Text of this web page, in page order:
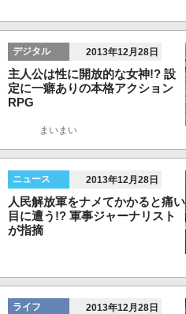
デジタル 2013年12月28日
主人公は性に開放的な女神!? 設
定に一癖ありの本格アクション
RPG
まいまい
ニュース 2013年12月28日
人民解放軍をナメてかかると痛い
目に遭う!? 軍事ジャーナリスト
が指摘
ライフ 2013年12月28日